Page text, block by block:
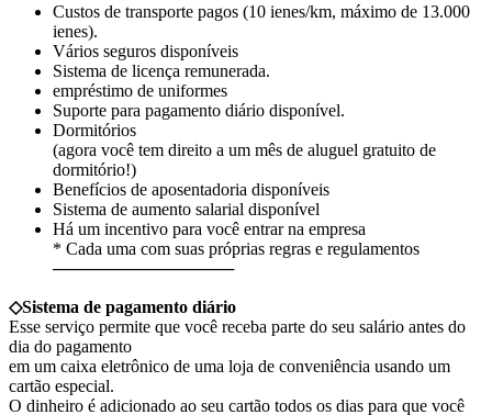
Custos de transporte pagos (10 ienes/km, máximo de 13.000
ienes).
Vários seguros disponíveis
Sistema de licença remunerada.
empréstimo de uniformes
Suporte para pagamento diário disponível.
Dormitórios
(agora você tem direito a um mês de aluguel gratuito de
dormitório!)
Benefícios de aposentadoria disponíveis
Sistema de aumento salarial disponível
Há um incentivo para você entrar na empresa
* Cada uma com suas próprias regras e regulamentos
───────────────
◇Sistema de pagamento diário
Esse serviço permite que você receba parte do seu salário antes do
dia do pagamento
em um caixa eletrônico de uma loja de conveniência usando um
cartão especial.
O dinheiro é adicionado ao seu cartão todos os dias para que você